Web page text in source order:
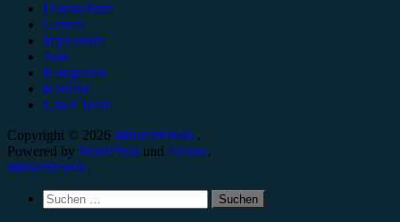
Datenschutz
Genres
Impressum
Jobs
Kategorien
Kontakt
Unser Team
Copyright © 2026 minutenmusik..
Powered by WordPress und Arouse.
minutenmusik.
Suchen
nach: